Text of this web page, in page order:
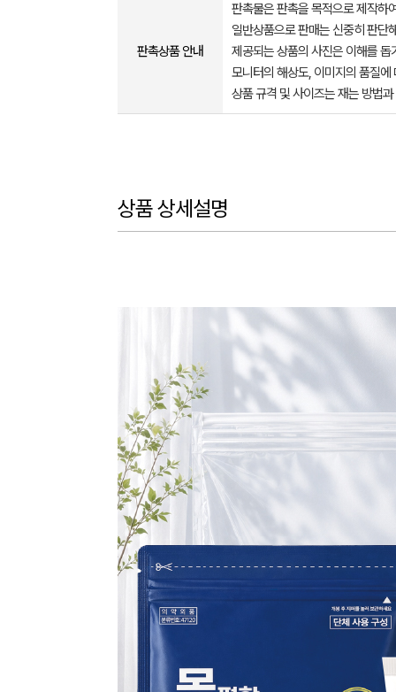
판촉상품 안내
판촉물은 판촉을 목적으로 제작하
일반상품으로 판매는 신중히 판단
제공되는 상품의 사진은 이해를
모니터의 해상도, 이미지의 품질
상품 규격 및 사이즈는 재는 방법
상품 상세설명